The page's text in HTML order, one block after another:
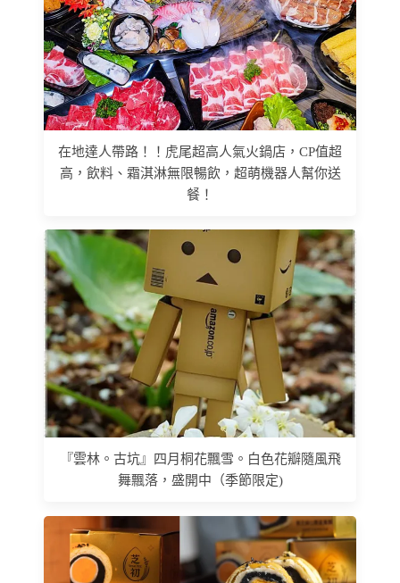
在地達人帶路！！虎尾超高人氣火鍋店，CP值超
高，飲料、霜淇淋無限暢飲，超萌機器人幫你送
餐！
『雲林。古坑』四月桐花飄雪。白色花瓣隨風飛
舞飄落，盛開中（季節限定)